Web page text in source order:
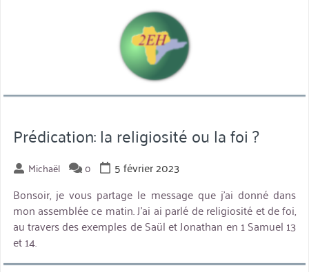
Prédication: la religiosité ou la foi ?
Michaël 0
5 février 2023
Bonsoir, je vous partage le message que j’ai donné dans
mon assemblée ce matin. J’ai ai parlé de religiosité et de foi,
au travers des exemples de Saül et Jonathan en 1 Samuel 13
et 14.